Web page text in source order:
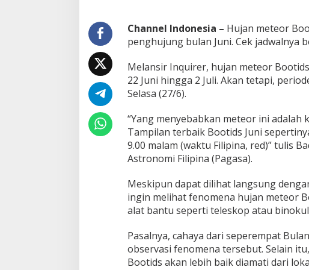
Channel Indonesia – Hujan meteor
penghujung bulan Juni. Cek jadwalnya
Melansir Inquirer, hujan meteor
22 Juni hingga 2 Juli. Akan tetapi,
Selasa (27/6).
“Yang menyebabkan meteor ini adalah
Tampilan terbaik Bootids Juni
9.00 malam (waktu Filipina, red)” tulis
Astronomi Filipina (Pagasa).
Meskipun dapat dilihat langsung
ingin melihat fenomena hujan meteor
alat bantu seperti teleskop atau
Pasalnya, cahaya dari seperempat
observasi fenomena tersebut. Selain
Bootids akan lebih baik diamati dari